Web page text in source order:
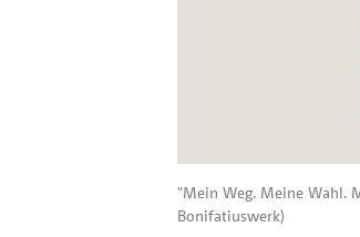
"Mein Weg. Meine Wahl.
Bonifatiuswerk)